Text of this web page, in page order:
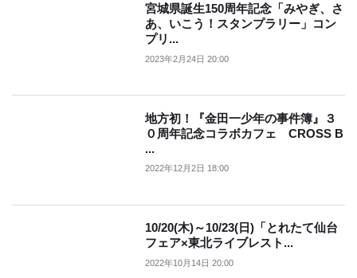
宮城県誕生150周年記念「みやぎ、さ
あ、いこう！スタンプラリー」コン
プリ...
2023年2月24日 20:00
地方初！『金田一少年の事件簿』３
０周年記念コラボカフェ CROSS B
...
2022年12月2日 18:00
10/20(木)～10/23(日)「とれたて仙台
フェア×東北ライブレスト...
2022年10月14日 20:00